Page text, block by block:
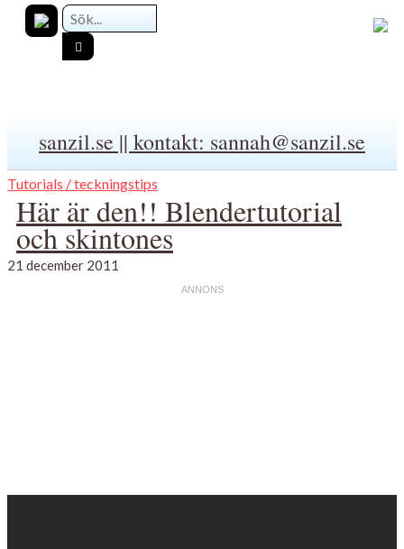
sanzil.se || kontakt: sannah@sanzil.se
Tutorials / teckningstips
Här är den!! Blendertutorial
och skintones
21 december 2011